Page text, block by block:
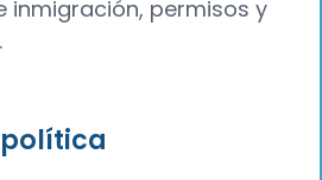
inmigración, permisos y